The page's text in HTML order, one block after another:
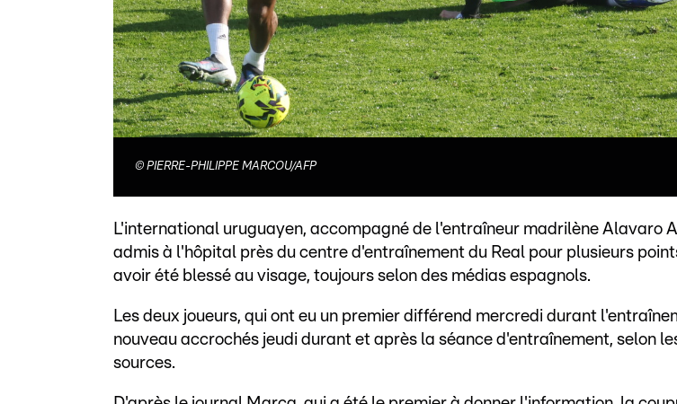
© PIERRE-PHILIPPE MARCOU/AFP
L'international uruguayen, accompagné de l'entraîneur madrilène Alavaro
admis à l'hôpital près du centre d'entraînement du Real pour plusieurs
avoir été blessé au visage, toujours selon des médias espagnols.
Les deux joueurs, qui ont eu un premier différend mercredi durant
nouveau accrochés jeudi durant et après la séance d'entraînement, selon
sources.